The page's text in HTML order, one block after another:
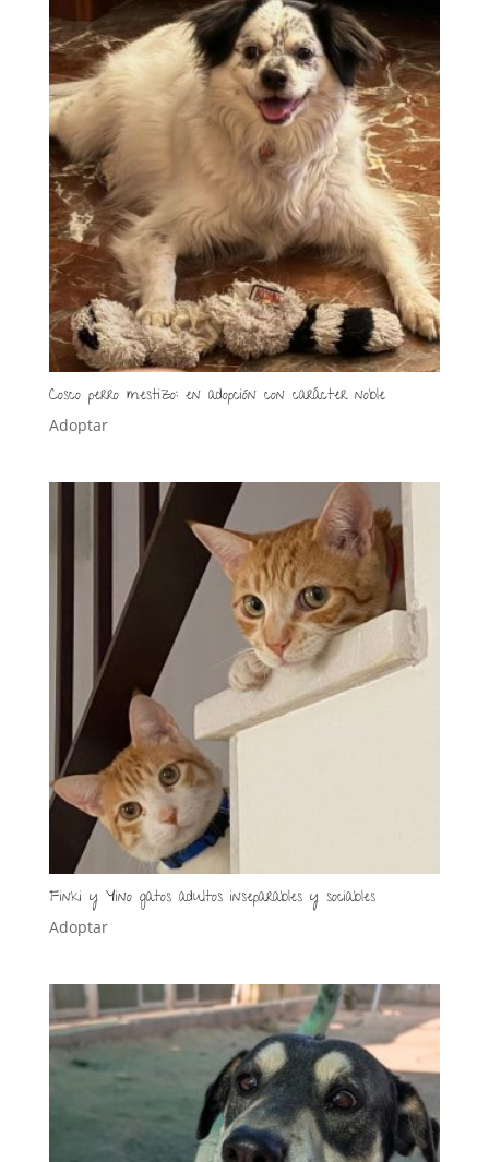
Cosco perro mestizo: en adopción con carácter noble
Adoptar
Finki y Yino gatos adultos inseparables y sociables
Adoptar